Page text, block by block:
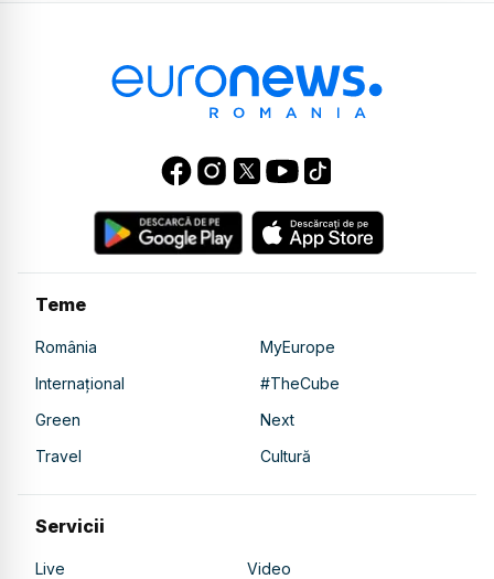
Teme
România
MyEurope
Internațional
#TheCube
Green
Next
Travel
Cultură
Servicii
Live Video